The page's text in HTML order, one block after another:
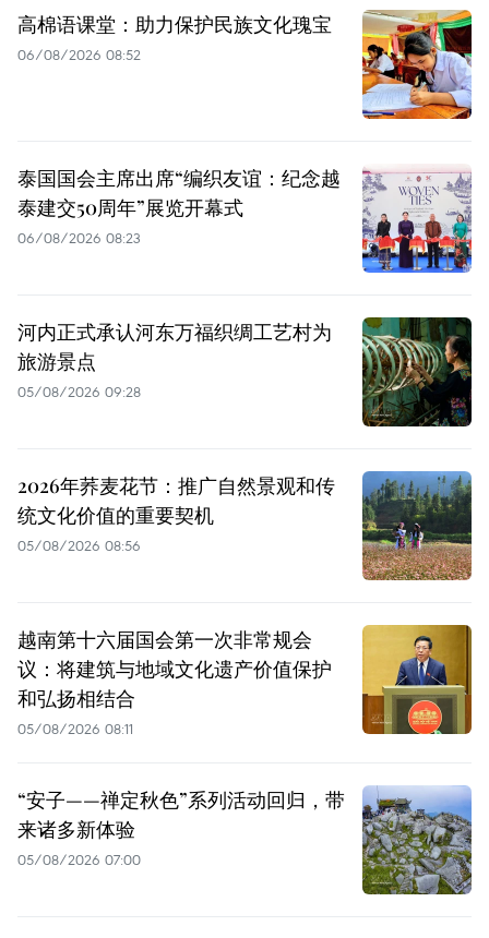
高棉语课堂：助力保护民族文化瑰宝
06/08/2026 08:52
泰国国会主席出席“编织友谊：纪念越
泰建交50周年”展览开幕式
06/08/2026 08:23
河内正式承认河东万福织绸工艺村为
旅游景点
05/08/2026 09:28
2026年荞麦花节：推广自然景观和传
统文化价值的重要契机
05/08/2026 08:56
越南第十六届国会第一次非常规会
议：将建筑与地域文化遗产价值保护
和弘扬相结合
05/08/2026 08:11
“安子——禅定秋色”系列活动回归，带
来诸多新体验
05/08/2026 07:00